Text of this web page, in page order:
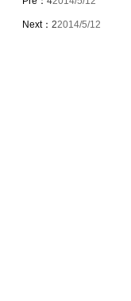
Next： 22014/5/12